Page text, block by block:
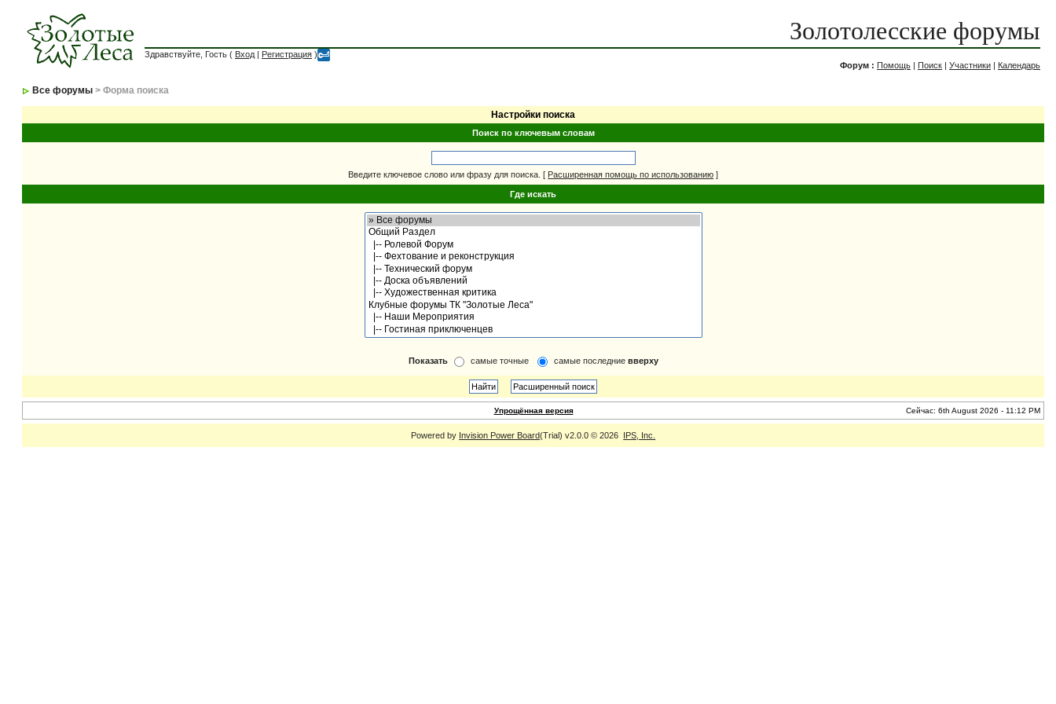
Золотолесские форумы
Здравствуйте, Гость ( Вход | Регистрация )
Форум : Помощь | Поиск | Участники | Календарь
Все форумы > Форма поиска
Настройки поиска
Поиск по ключевым словам
Введите ключевое слово или фразу для поиска. [ Расширенная помощь по использованию ]
Где искать
Показать самые точные самые последние вверху
Упрощённая версия Сейчас: 6th August 2026 - 11:12 PM
Powered by Invision Power Board(Trial) v2.0.0 © 2026 IPS, Inc.